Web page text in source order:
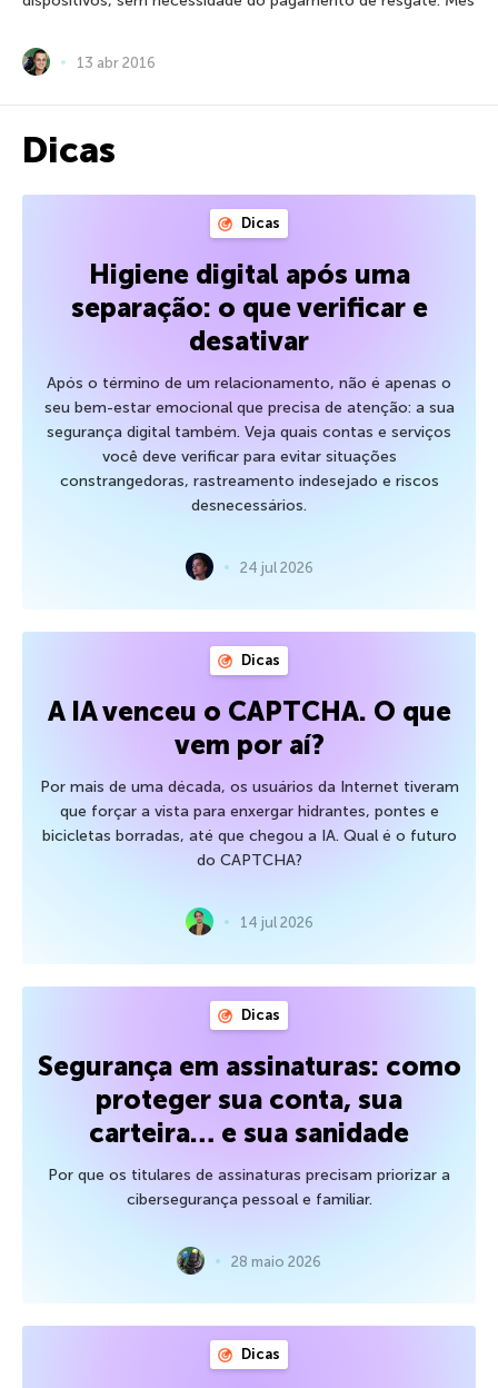
13 abr 2016
Dicas
Dicas
Higiene digital após uma
separação: o que verificar e
desativar
Após o término de um relacionamento, não é apenas o
seu bem-estar emocional que precisa de atenção: a sua
segurança digital também. Veja quais contas e serviços
você deve verificar para evitar situações
constrangedoras, rastreamento indesejado e riscos
desnecessários.
24 jul 2026
Dicas
A IA venceu o CAPTCHA. O que
vem por aí?
Por mais de uma década, os usuários da Internet tiveram
que forçar a vista para enxergar hidrantes, pontes e
bicicletas borradas, até que chegou a IA. Qual é o futuro
do CAPTCHA?
14 jul 2026
Dicas
Segurança em assinaturas: como
proteger sua conta, sua
carteira… e sua sanidade
Por que os titulares de assinaturas precisam priorizar a
cibersegurança pessoal e familiar.
28 maio 2026
Dicas